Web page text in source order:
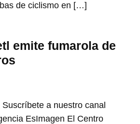
de ciclismo en […]
emite fumarola de
a nuestro canal
EsImagen El Centro